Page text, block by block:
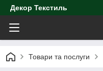
Декор Текстиль
Товари та послуги